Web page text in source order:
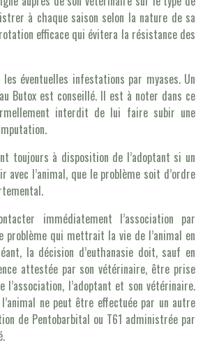
à chaque saison selon la nature de sa
efficace qui évitera la résistance des
les éventuelles infestations par myases. Un
Butox est conseillé. Il est à noter dans ce
interdit de lui faire subir une
toujours à disposition de l’adoptant si un
avec l’animal, que le problème soit d’ordre
immédiatement l’association par
problème qui mettrait la vie de l’animal en
la décision d’euthanasie doit, sauf en
attestée par son vétérinaire, être prise
l’association, l’adoptant et son vétérinaire.
ne peut être effectuée par un autre
de Pentobarbital ou T61 administrée par